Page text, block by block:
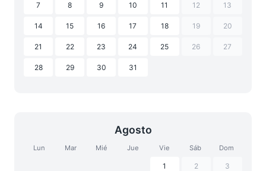
7 8 9 10 11 12 13
14 15 16 17 18 19 20
21 22 23 24 25 26 27
28 29 30 31
Agosto
Lun Mar Mié Jue Vie Sáb Dom
1 2 3